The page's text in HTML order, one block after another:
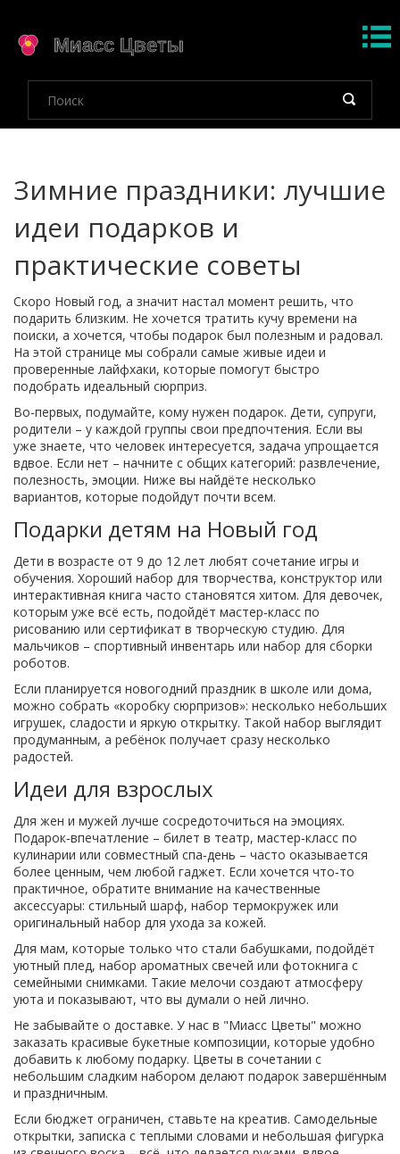
Зимние праздники: лучшие
идеи подарков и
практические советы
Скоро Новый год, а значит настал момент решить, что
подарить близким. Не хочется тратить кучу времени на
поиски, а хочется, чтобы подарок был полезным и радовал.
На этой странице мы собрали самые живые идеи и
проверенные лайфхаки, которые помогут быстро
подобрать идеальный сюрприз.
Во-первых, подумайте, кому нужен подарок. Дети, супруги,
родители – у каждой группы свои предпочтения. Если вы
уже знаете, что человек интересуется, задача упрощается
вдвое. Если нет – начните с общих категорий: развлечение,
полезность, эмоции. Ниже вы найдёте несколько
вариантов, которые подойдут почти всем.
Подарки детям на Новый год
Дети в возрасте от 9 до 12 лет любят сочетание игры и
обучения. Хороший набор для творчества, конструктор или
интерактивная книга часто становятся хитом. Для девочек,
которым уже всё есть, подойдёт мастер‑класс по
рисованию или сертификат в творческую студию. Для
мальчиков – спортивный инвентарь или набор для сборки
роботов.
Если планируется новогодний праздник в школе или дома,
можно собрать «коробку сюрпризов»: несколько небольших
игрушек, сладости и яркую открытку. Такой набор выглядит
продуманным, а ребёнок получает сразу несколько
радостей.
Идеи для взрослых
Для жен и мужей лучше сосредоточиться на эмоциях.
Подарок‑впечатление – билет в театр, мастер‑класс по
кулинарии или совместный спа‑день – часто оказывается
более ценным, чем любой гаджет. Если хочется что‑то
практичное, обратите внимание на качественные
аксессуары: стильный шарф, набор термокружек или
оригинальный набор для ухода за кожей.
Для мам, которые только что стали бабушками, подойдёт
уютный плед, набор ароматных свечей или фотокнига с
семейными снимками. Такие мелочи создают атмосферу
уюта и показывают, что вы думали о ней лично.
Не забывайте о доставке. У нас в "Миасс Цветы" можно
заказать красивые букетные композиции, которые удобно
добавить к любому подарку. Цветы в сочетании с
небольшим сладким набором делают подарок завершённым
и праздничным.
Если бюджет ограничен, ставьте на креатив. Самодельные
открытки, записка с теплыми словами и небольшая фигурка